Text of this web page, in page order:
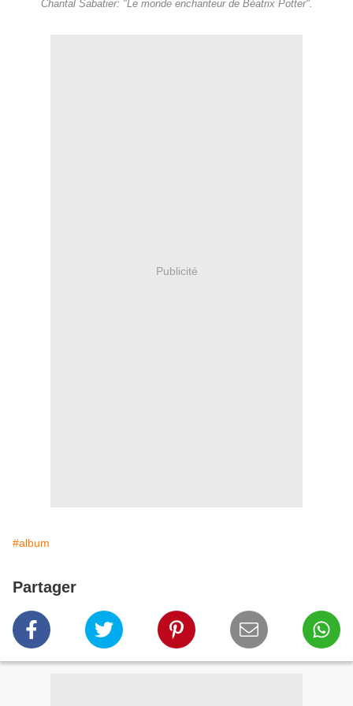
Chantal Sabatier: "Le monde enchanteur de Béatrix Potter".
Publicité
#album
Partager